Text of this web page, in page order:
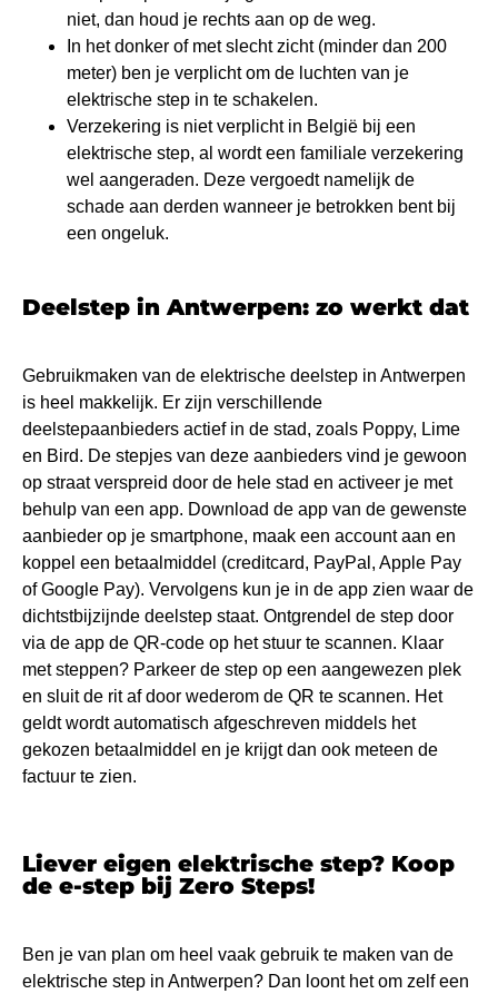
niet, dan houd je rechts aan op de weg.
In het donker of met slecht zicht (minder dan 200
meter) ben je verplicht om de luchten van je
elektrische step in te schakelen.
Verzekering is niet verplicht in België bij een
elektrische step, al wordt een familiale verzekering
wel aangeraden. Deze vergoedt namelijk de
schade aan derden wanneer je betrokken bent bij
een ongeluk.
Deelstep in Antwerpen: zo werkt dat
Gebruikmaken van de elektrische deelstep in Antwerpen
is heel makkelijk. Er zijn verschillende
deelstepaanbieders actief in de stad, zoals Poppy, Lime
en Bird. De stepjes van deze aanbieders vind je gewoon
op straat verspreid door de hele stad en activeer je met
behulp van een app. Download de app van de gewenste
aanbieder op je smartphone, maak een account aan en
koppel een betaalmiddel (creditcard, PayPal, Apple Pay
of Google Pay). Vervolgens kun je in de app zien waar de
dichtstbijzijnde deelstep staat. Ontgrendel de step door
via de app de QR-code op het stuur te scannen. Klaar
met steppen? Parkeer de step op een aangewezen plek
en sluit de rit af door wederom de QR te scannen. Het
geldt wordt automatisch afgeschreven middels het
gekozen betaalmiddel en je krijgt dan ook meteen de
factuur te zien.
Liever eigen elektrische step? Koop
de e-step bij Zero Steps!
Ben je van plan om heel vaak gebruik te maken van de
elektrische step in Antwerpen? Dan loont het om zelf een